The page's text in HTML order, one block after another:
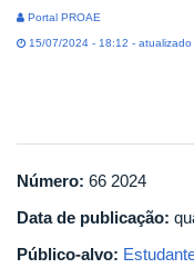
Portal PROAE
15/07/2024 - 18:12 -
Número: 66 2024
Data de publicação:
Público-alvo: